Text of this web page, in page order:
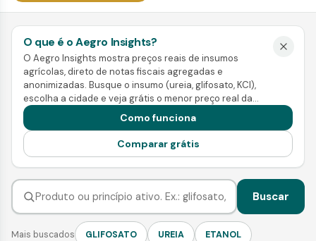
O que é o Aegro Insights?
O Aegro Insights mostra preços reais de insumos
agrícolas, direto de notas fiscais agregadas e
anonimizadas. Busque o insumo (ureia, glifosato, KCl),
escolha a cidade e veja grátis o menor preço real da
região. Pra ir além, a Inteligência mostra tendência,
sazonalidade e a melhor janela de compra e venda.
Como funciona
Comparar grátis
Buscar
Mais buscados GLIFOSATO UREIA ETANOL